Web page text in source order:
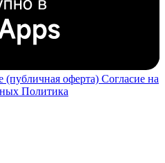
(публичная оферта) Согласие на
Политика